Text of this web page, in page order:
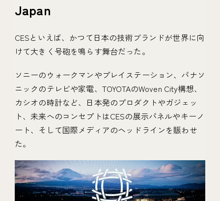
Japan
CESといえば、かつて日本の技術ブランドが世界に向
けて大きく号砲を鳴らす舞台だった。
ソニーのウォークマンやプレイステーション、パナソ
ニックのテレビや家電、TOYOTAのWoven City構想、
カシオの時計など、日本発のプロダクトやガジェッ
ト、未来へのコンセプトはCESの展示パネルやキーノ
ート、そして国際メディアのヘッドラインを賑わせ
た。